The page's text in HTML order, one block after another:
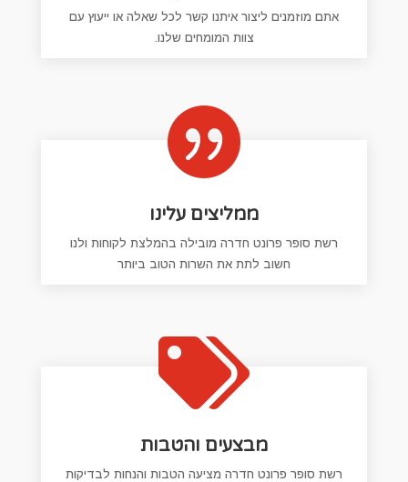
אתם מוזמנים ליצור איתנו קשר לכל שאלה או ייעוץ עם
צוות המומחים שלנו.

ממליצים עלינו
רשת סופר פרונט חדרה מובילה בהמלצת לקוחות ולנו
חשוב לתת את השרות הטוב ביותר

מבצעים והטבות
רשת סופר פרונט חדרה מציעה הטבות והנחות לבדיקות